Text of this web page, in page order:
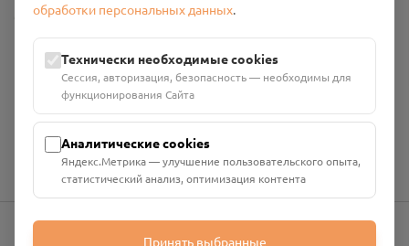
Общество с ограниченной ответственностью «Смоленский
Проект Помним»
ИНН: 6700029207 ОГРН: 1256700001986
Юридический адрес: 216790, Смоленская область, р-н
Руднянский, г. Рудня, улица Западная, д. 26А, пом. 18
Номер счёта: 40702810901130004287 в АО "АЛЬФА-БАНК"
обработки персональных данных.
Технически необходимые cookies
Сессия, авторизация, безопасность — необходимы для
функционирования Сайта
Аналитические cookies
Яндекс.Метрика — улучшение пользовательского опыта,
статистический анализ, оптимизация контента
Принять выбранные